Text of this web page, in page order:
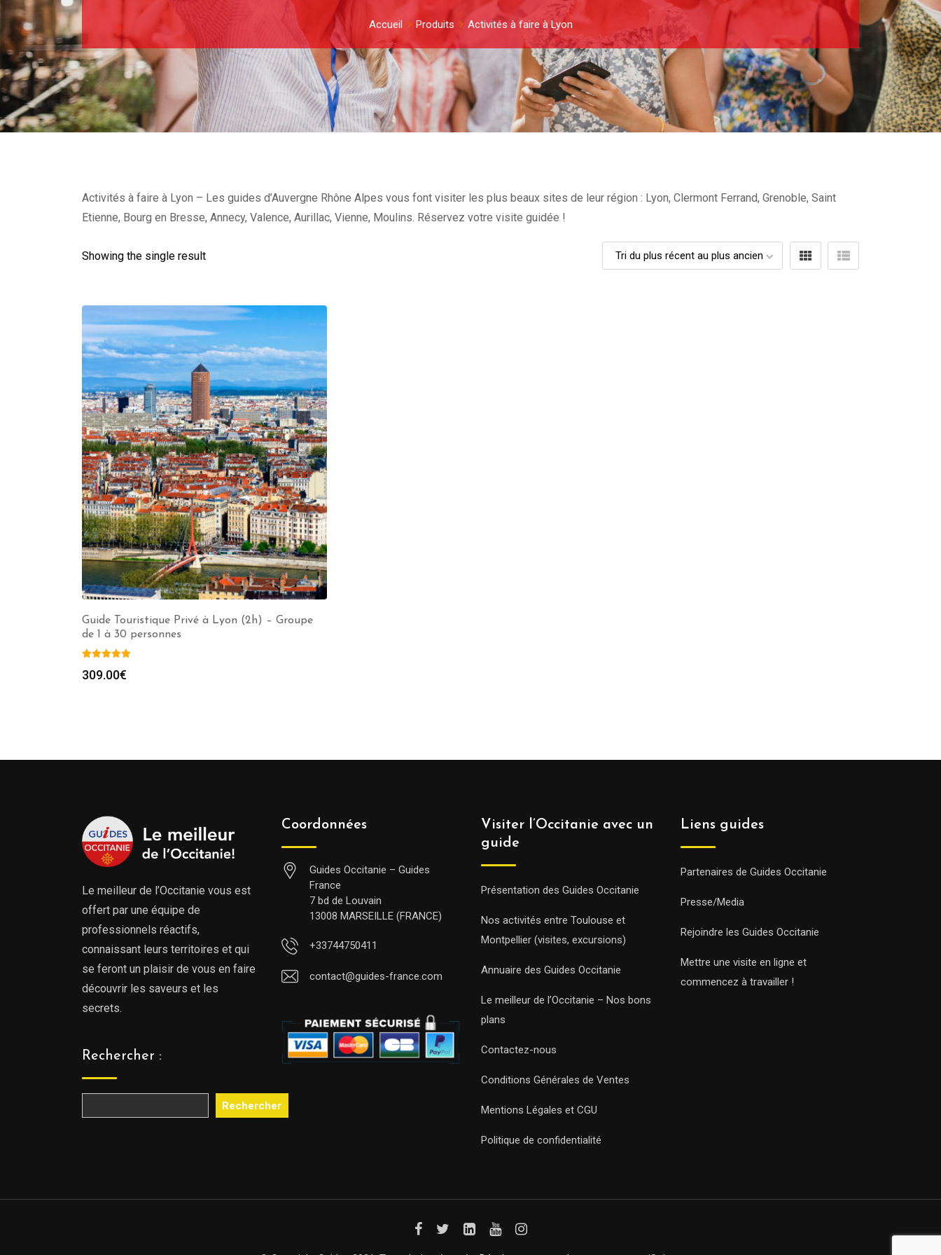
Accueil Produits Activités à faire à Lyon
Activités à faire à Lyon – Les guides d’Auvergne Rhône Alpes vous font visiter les plus beaux sites de leur région : Lyon, Clermont Ferrand, Grenoble, Saint
Etienne, Bourg en Bresse, Annecy, Valence, Aurillac, Vienne, Moulins. Réservez votre visite guidée !
Showing the single result
Guide Touristique Privé à Lyon (2h) – Groupe
de 1 à 30 personnes
309.00€
Le meilleur de l’Occitanie vous est
offert par une équipe de
professionnels réactifs,
connaissant leurs territoires et qui
se feront un plaisir de vous en faire
découvrir les saveurs et les
secrets.
Rechercher :
Rechercher
Coordonnées
Guides Occitanie – Guides
France
7 bd de Louvain
13008 MARSEILLE (FRANCE)
+33744750411
contact@guides-france.com
Visiter l’Occitanie avec un
guide
Présentation des Guides Occitanie
Nos activités entre Toulouse et
Montpellier (visites, excursions)
Annuaire des Guides Occitanie
Le meilleur de l’Occitanie – Nos bons
plans
Contactez-nous
Conditions Générales de Ventes
Mentions Légales et CGU
Politique de confidentialité
Liens guides
Partenaires de Guides Occitanie
Presse/Media
Rejoindre les Guides Occitanie
Mettre une visite en ligne et
commencez à travailler !